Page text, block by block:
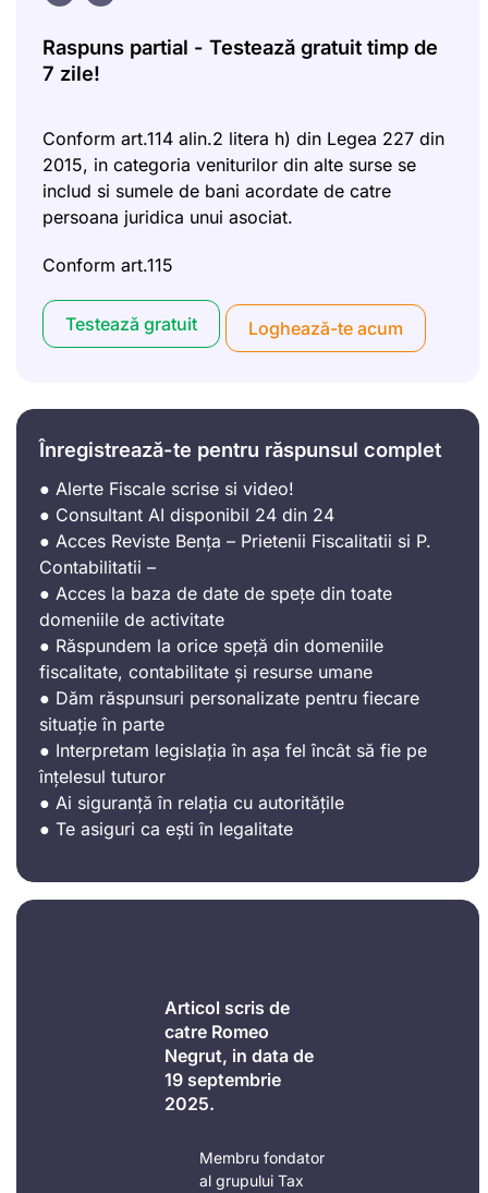
Raspuns partial - Testează gratuit timp de
7 zile!
Conform art.114 alin.2 litera h) din Legea 227 din
2015, in categoria veniturilor din alte surse se
includ si sumele de bani acordate de catre
persoana juridica unui asociat.
Conform art.115
Testează gratuit Loghează-te acum
Înregistrează-te pentru răspunsul complet
● Alerte Fiscale scrise si video!
● Consultant AI disponibil 24 din 24
● Acces Reviste Bența – Prietenii Fiscalitatii si P.
Contabilitatii –
● Acces la baza de date de spețe din toate
domeniile de activitate
● Răspundem la orice speță din domeniile
fiscalitate, contabilitate și resurse umane
● Dăm răspunsuri personalizate pentru fiecare
situație în parte
● Interpretam legislația în așa fel încât să fie pe
înțelesul tuturor
● Ai siguranță în relația cu autoritățile
● Te asiguri ca ești în legalitate
Articol scris de
catre Romeo
Negrut, in data de
19 septembrie
2025.
Membru fondator
al grupului Tax